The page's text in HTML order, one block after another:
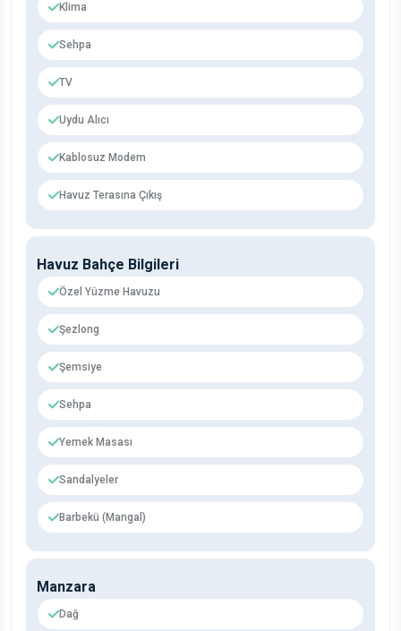
Klima
Sehpa
TV
Uydu Alıcı
Kablosuz Modem
Havuz Terasına Çıkış
Havuz Bahçe Bilgileri
Özel Yüzme Havuzu
Şezlong
Şemsiye
Sehpa
Yemek Masası
Sandalyeler
Barbekü (Mangal)
Manzara
Dağ